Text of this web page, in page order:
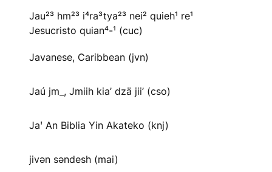
Jau²³ hm²³ i⁴ra³tya²³ nei² quieh¹ re¹
Jesucristo quian⁴-¹ (cuc)
Javanese, Caribbean (jvn)
Jaú jm_, Jmiih kia’ dzä jii’ (cso)
Jaꞌ An Biblia Yin Akateko (knj)
jivən səndesh (mai)